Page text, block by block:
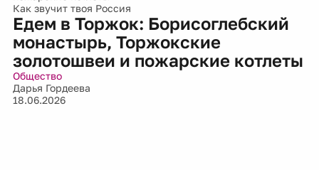
Как звучит твоя Россия
Едем в Торжок: Борисоглебский
монастырь, Торжокские
золотошвеи и пожарские котлеты
Общество
Дарья Гордеева
18.06.2026